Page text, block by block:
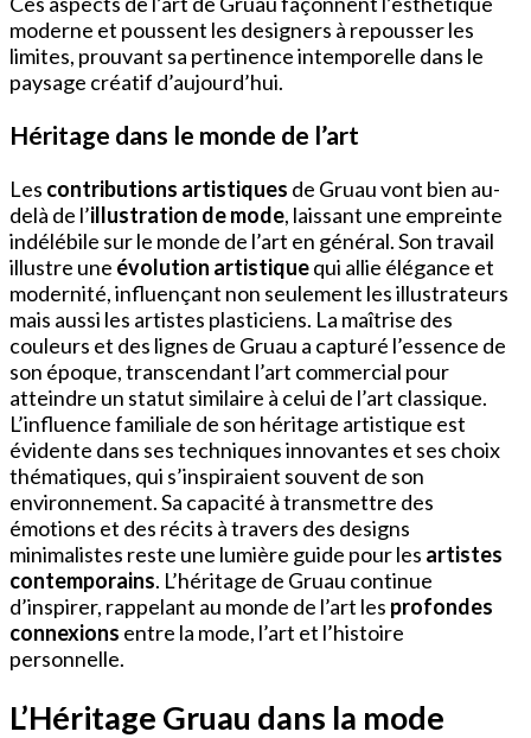
moderne et poussent les designers à repousser les
limites, prouvant sa pertinence intemporelle dans le
paysage créatif d’aujourd’hui.
Héritage dans le monde de l’art
Les contributions artistiques de Gruau vont bien au-
delà de l’illustration de mode, laissant une empreinte
indélébile sur le monde de l’art en général. Son travail
illustre une évolution artistiquequi allie élégance et
modernité, influençant non seulement les illustrateurs
mais aussi les artistes plasticiens. La maîtrise des
couleurs et des lignes de Gruau a capturé l’essence de
son époque, transcendant l’art commercial pour
atteindre un statut similaire à celui de l’art classique.
L’influence familiale de son héritage artistique est
évidente dans ses techniques innovantes et ses choix
thématiques, qui s’inspiraient souvent de son
environnement. Sa capacité à transmettre des
émotions et des récits à travers des designs
minimalistes reste une lumière guide pour les artistes
contemporains. L’héritage de Gruau continue
d’inspirer, rappelant au monde de l’art les profondes
connexions entre la mode, l’art et l’histoire
personnelle.
L’Héritage Gruau dans la mode